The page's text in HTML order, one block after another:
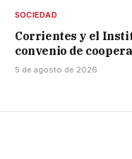
SOCIEDAD
Corrientes y el
convenio de
5 de agosto de 2026